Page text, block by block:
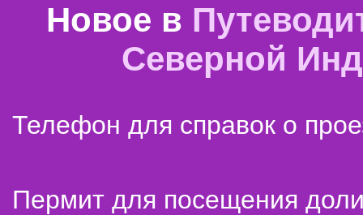
Новое в
Северной
Телефон для справок о
Пермит для посещения